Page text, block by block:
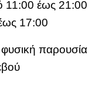
11:00 έως 21:00
17:00
παρουσία